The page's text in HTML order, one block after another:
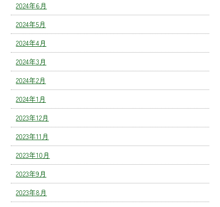
2024年6月
2024年5月
2024年4月
2024年3月
2024年2月
2024年1月
2023年12月
2023年11月
2023年10月
2023年9月
2023年8月